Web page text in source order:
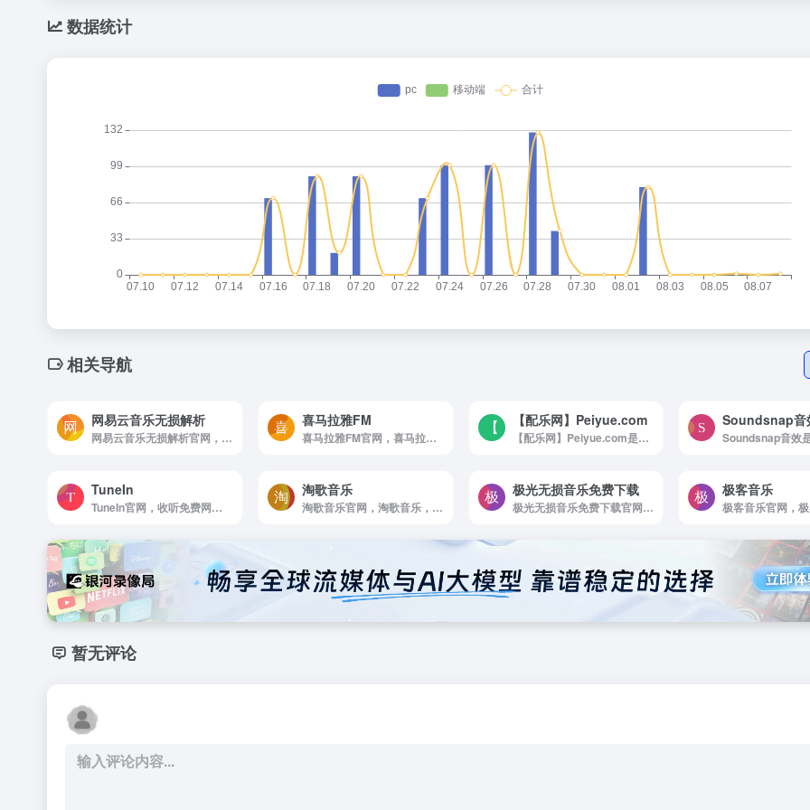
数据统计
相关导航
网易云音乐无损解析
网易云音乐无损解析官网，网易云无损解析，提供简单方便的无损解析下载服务。
喜马拉雅FM
喜马拉雅FM官网，喜马拉雅是国内领先的音频分享平台， 汇集了有声小说，儿童故事，相声评书，京剧戏曲，新闻段子，广播电台等数亿条免费声音内容， 听书，听小说，听故事，听儿歌，听音乐， 为您找到每一天的精神食粮！
【配乐网】Peiyue.com
【配乐网】Peiyue.com是配乐网(Peiyue.com)，为您提供免费配乐素材、免费下载配乐素材，配乐网主要从事个人音乐制作及录音业务、商业类音乐创作和制作项目，如影视及广告配乐、企业歌等音乐和歌曲的创作。
Soundsnap音
TuneIn
TuneIn官网，收听免费网络电台，新闻，体育，音乐，有声电子书和播客。媒体流直播 CNN，FOX News 电台和 MSNBC。另外还有 100，000 个 AM/FM 广播电台，提供音乐，新闻和本地体育谈话等特色内容。
淘歌音乐
淘歌音乐官网，淘歌音乐，原创音乐歌曲交易平台，在线提供歌曲出售买卖，MV制作KTV发行，编曲伴奏制作，音乐推广宣传，音乐歌曲版权申请注册办理，是国内专业权威的原创音乐网站！
极光无损音乐免费下载
极光无损音乐免费下载官网，极光无损音乐网是一个无损音乐下载，mp3音乐免费下载，mp3音乐免费音乐下载的网站，抖音热门音乐下载，为广大爱好音乐者提供免费音乐素材交流分享的平台。
极客音乐
暂无评论